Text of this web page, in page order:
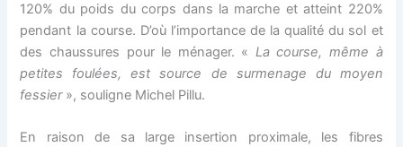
120% du poids du corps dans la marche et atteint 220%
pendant la course. D’où l’importance de la qualité du sol et
des chaussures pour le ménager. « La course, même à
petites foulées, est source de surmenage du moyen
fessier», souligne Michel Pillu.
En raison de sa large insertion proximale, les fibres